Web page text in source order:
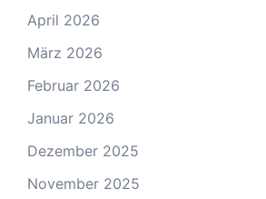
April 2026
März 2026
Februar 2026
Januar 2026
Dezember 2025
November 2025